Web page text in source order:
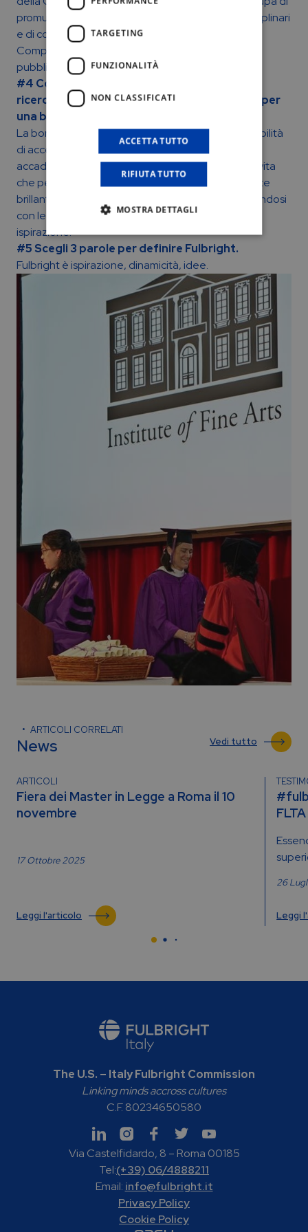
promuovere la ricerca umanistica in vari ambiti disciplinari
e di conservare e valorizzare l’Archivio Storico della
Compagnia di San Paolo attraverso mostre e
pubblicazioni.
#4 Cosa ti sente di dire ai giovani laureati o
ricercatori per incoraggiarli a fare domanda per
una borsa di studio Fulbright?
La borsa di studio Fulbright non è soltanto la possibilità
di accedere ad una straordinaria esperienza
accademica, ma una vera e propria esperienza di vita
che permette di conoscere persone estremamente
brillanti e dinamiche attive in vari ambiti, confrontandosi
con le quali emergono sempre nuovi spunti di
ispirazione.
#5 Scegli 3 parole per definire Fulbright.
Fulbright è ispirazione, dinamicità, idee.
ARTICOLI CORRELATI
News Vedi tutto
ARTICOLI
Fiera dei Master in Legge a Roma il 10
novembre
17 Ottobre 2025
Leggi l'articolo
26
Leggi
The U.S. – Italy Fulbright Commission
Linking minds accross cultures
C.F. 80234650580
Via Castelfidardo, 8 – Roma 00185
Tel:(+39) 06/4888211
Email: info@fulbright.it
Privacy Policy
Cookie Policy
TARGETING
FUNZIONALITÀ
NON CLASSIFICATI
ACCETTA TUTTO
RIFIUTA TUTTO
MOSTRA DETTAGLI